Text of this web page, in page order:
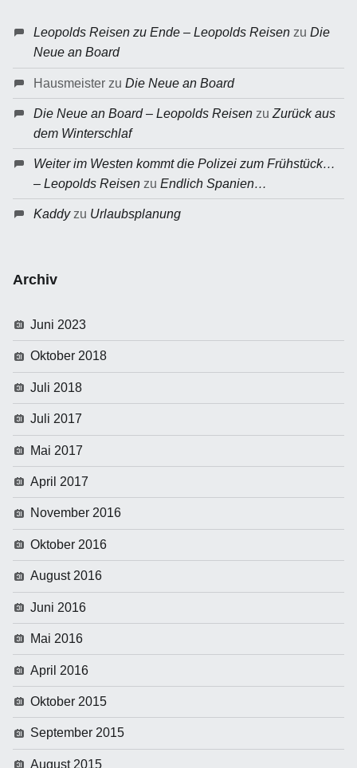
Leopolds Reisen zu Ende – Leopolds Reisenzu Die
Neue an Board
Hausmeisterzu Die Neue an Board
Die Neue an Board – Leopolds Reisenzu Zurück aus
dem Winterschlaf
Weiter im Westen kommt die Polizei zum Frühstück…
– Leopolds Reisenzu Endlich Spanien…
Kaddyzu Urlaubsplanung
Archiv
Juni 2023
Oktober 2018
Juli 2018
Juli 2017
Mai 2017
April 2017
November 2016
Oktober 2016
August 2016
Juni 2016
Mai 2016
April 2016
Oktober 2015
September 2015
August 2015